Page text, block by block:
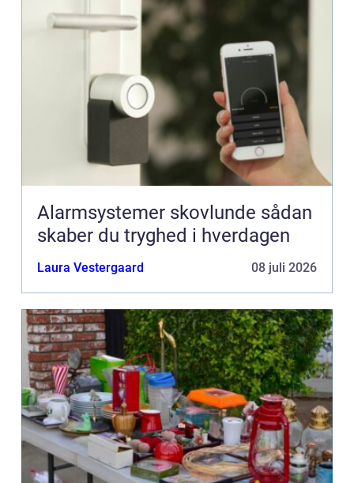
Alarmsystemer skovlunde sådan
skaber du tryghed i hverdagen
Laura Vestergaard 08 juli 2026